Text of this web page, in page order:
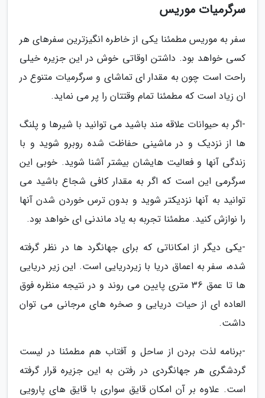
سرگرمیات موریس
سفر به موریس مطمئنا یکی از خاطره انگیزترین سفرهای هر
کسی خواهد بود. داشتن اوقاتی خوش در این جزیره خیلی
راحت است چون به مقدار ای تماشای و سرگرمیات متنوع در
ان زیاد است که مطمئنا تمام وقتتان را پر می نماید.
-اگر به حیوانات علاقه مند باشید می توانید با شیرها و پلنگ
ها از نزدیک و در ماشینی حفاظت شده روبرو شوید و با
زندگی آنها و فعالیت هایشان بیشتر آشنا شوید. خوبی این
سرگرمی این است که اگر به مقدار کافی شجاع باشید می
توانید به آنها نزدیکتر شوید و بدون ترس خوردن شدن آنها
را نوازش کنید. مطمئنا تجربه به یاد ماندنی ای خواهد بود.
-یکی دیگر از امکاناتی که برای جهانگرد ها در نظر گرفته
شده، سفر به اعماق دریا با زیردریایی است. این زیر دریایی
ها تا عمق 36 متری پایین می روند و در نتیجه منظره فوق
العاده ای از حیات دریایی و صخره های مرجانی می توان
داشت.
-برنامه لذت بردن از ساحل و آفتاب هم مطمئنا در لیست
گردشگری هر جهانگردی در رفتن به این جزیره قرار گرفته
است. علاوه بر آن امکان قایق سواری با قایق های پارویی